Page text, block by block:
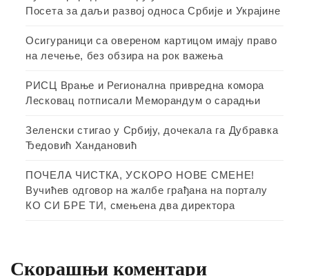
Посета за даљи развој односа Србије и Украјине
Осигураници са овереном картицом имају право
на лечење, без обзира на рок важења
РИСЦ Врање и Регионална привредна комора
Лесковац потписали Меморандум о сарадњи
Зеленски стигао у Србију, дочекала га Дубравка
Ђедовић Хандановић
ПОЧЕЛА ЧИСТКА, УСКОРО НОВЕ СМЕНЕ!
Вучићев одговор на жалбе грађана на порталу
КО СИ БРЕ ТИ, смењена два директора
Скорашњи коментари